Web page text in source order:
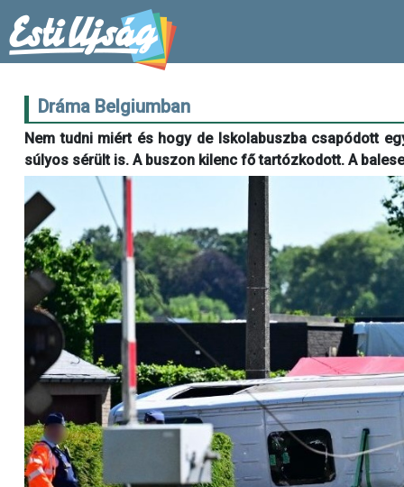
Dráma Belgiumban
Nem tudni miért és hogy de Iskolabuszba csapódott
súlyos sérült is. A buszon kilenc fő tartózkodott. A